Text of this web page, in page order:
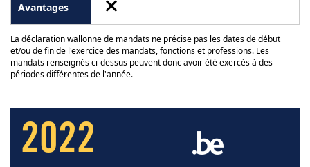
La déclaration wallonne de mandats ne précise pas les dates de début
et/ou de fin de l'exercice des mandats, fonctions et professions. Les
mandats renseignés ci-dessus peuvent donc avoir été exercés à des
périodes différentes de l'année.
2022